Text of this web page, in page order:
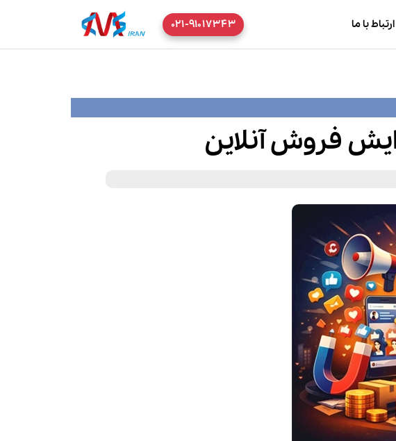
ارتباط با ما ۰۲۱-۹۱۰۱۷۳۴۳
فروش آنلاین